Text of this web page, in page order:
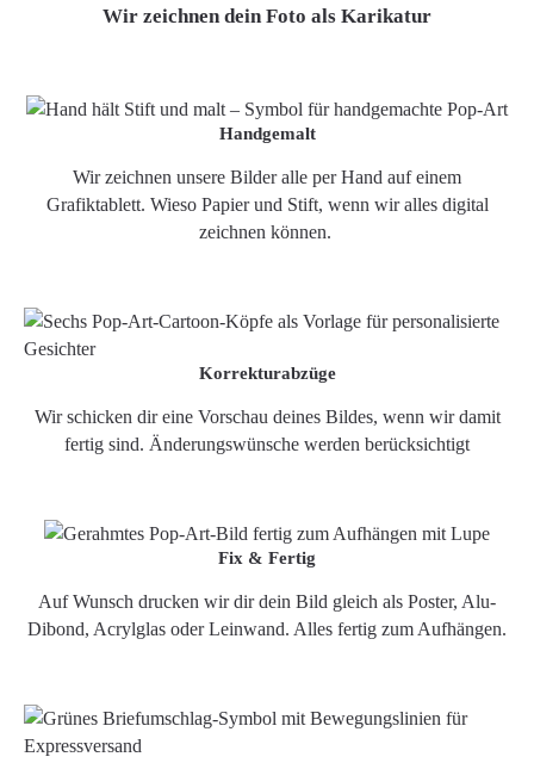
Wir zeichnen dein Foto als Karikatur
Handgemalt
Wir zeichnen unsere Bilder alle per Hand auf einem
Grafiktablett. Wieso Papier und Stift, wenn wir alles digital
zeichnen können.
Korrekturabzüge
Wir schicken dir eine Vorschau deines Bildes, wenn wir damit
fertig sind. Änderungswünsche werden berücksichtigt
Fix & Fertig
Auf Wunsch drucken wir dir dein Bild gleich als Poster, Alu-
Dibond, Acrylglas oder Leinwand. Alles fertig zum Aufhängen.